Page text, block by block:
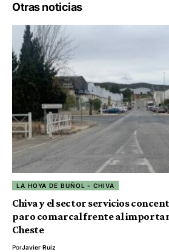
Otras noticias
LA HOYA DE BUÑOL - CHIVA
Chiva y el sector servicios
paro comarcal frente al
Cheste
PorJavier Ruiz